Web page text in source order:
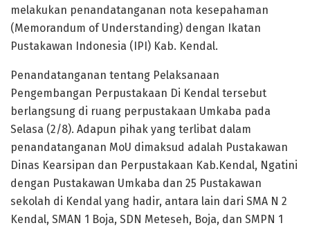
melakukan penandatanganan nota kesepahaman
(Memorandum of Understanding) dengan Ikatan
Pustakawan Indonesia (IPI) Kab. Kendal.
Penandatanganan tentang Pelaksanaan
Pengembangan Perpustakaan Di Kendal tersebut
berlangsung di ruang perpustakaan Umkaba pada
Selasa (2/8). Adapun pihak yang terlibat dalam
penandatanganan MoU dimaksud adalah Pustakawan
Dinas Kearsipan dan Perpustakaan Kab.Kendal, Ngatini
dengan Pustakawan Umkaba dan 25 Pustakawan
sekolah di Kendal yang hadir, antara lain dari SMA N 2
Kendal, SMAN 1 Boja, SDN Meteseh, Boja, dan SMPN 1